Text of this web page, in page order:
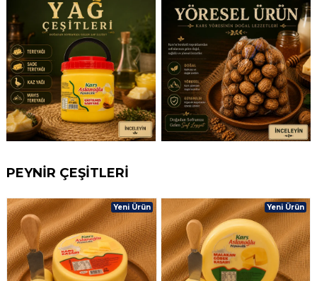
PEYNİR ÇEŞİTLERİ
Yeni Ürün Yeni Ürün